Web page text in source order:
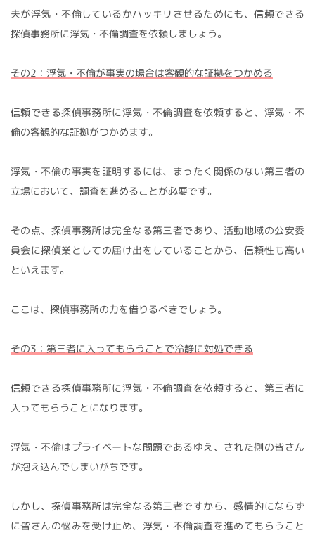
夫が浮気・不倫しているかハッキリさせるためにも、信頼できる
探偵事務所に浮気・不倫調査を依頼しましょう。
その2：浮気・不倫が事実の場合は客観的な証拠をつかめる
信頼できる探偵事務所に浮気・不倫調査を依頼すると、浮気・不
倫の客観的な証拠がつかめます。
浮気・不倫の事実を証明するには、まったく関係のない第三者の
立場において、調査を進めることが必要です。
その点、探偵事務所は完全なる第三者であり、活動地域の公安委
員会に探偵業としての届け出をしていることから、信頼性も高い
といえます。
ここは、探偵事務所の力を借りるべきでしょう。
その3：第三者に入ってもらうことで冷静に対処できる
信頼できる探偵事務所に浮気・不倫調査を依頼すると、第三者に
入ってもらうことになります。
浮気・不倫はプライベートな問題であるゆえ、された側の皆さん
が抱え込んでしまいがちです。
しかし、探偵事務所は完全なる第三者ですから、感情的にならず
に皆さんの悩みを受け止め、浮気・不倫調査を進めてもらうこと